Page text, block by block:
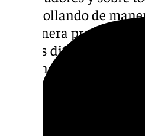
desarrollando de
de manera
con las dificultades
humanos que no ha
comunicado.